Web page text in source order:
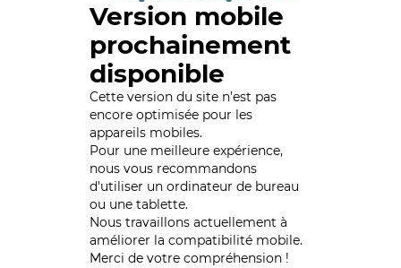
Version mobile
prochainement
disponible
Cette version du site n’est pas
encore optimisée pour les
appareils mobiles.
Pour une meilleure expérience,
nous vous recommandons
d'utiliser un ordinateur de bureau
ou une tablette.
Nous travaillons actuellement à
améliorer la compatibilité mobile.
Merci de votre compréhension !